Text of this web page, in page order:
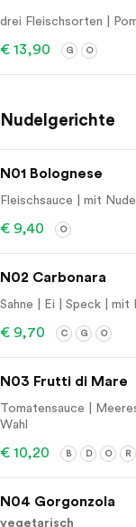
drei Fleischsorten |
€ 13,90 G O
Nudelgerichte
N01 Bolognese
Fleischsauce | mit
€ 9,40 O
N02 Carbonara
Sahne | Ei | Speck | mit
€ 9,70 C G O
N03 Frutti di Mare
Tomatensauce |
Wahl
€ 10,20 B D O R
N04 Gorgonzola
vegetarisch